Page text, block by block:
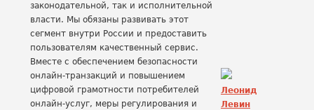
законодательной, так и исполнительной
власти. Мы обязаны развивать этот
сегмент внутри России и предоставить
пользователям качественный сервис.
Вместе с обеспечением безопасности
онлайн-транзакций и повышением
цифровой грамотности потребителей
онлайн-услуг, меры регулирования и
Леонид
Левин